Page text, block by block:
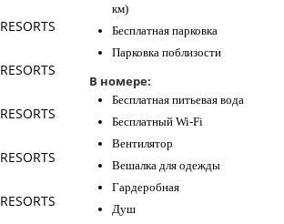
км)
Бесплатная парковка
Парковка поблизости
В номере:
Бесплатная питьевая вода
Бесплатный Wi-Fi
Вентилятор
Вешалка для одежды
Гардеробная
Душ